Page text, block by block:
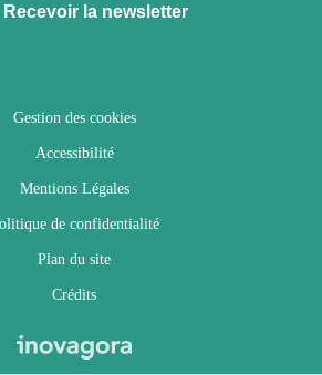
Facebook
TwitterInstagram
Youtube
Recevoir la newsletter
Gestion des cookies
Accessibilité
Mentions Légales
de confidentialité
Plan du site
Crédits